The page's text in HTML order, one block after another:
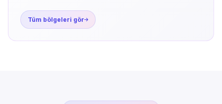
Tüm bölgeleri gör